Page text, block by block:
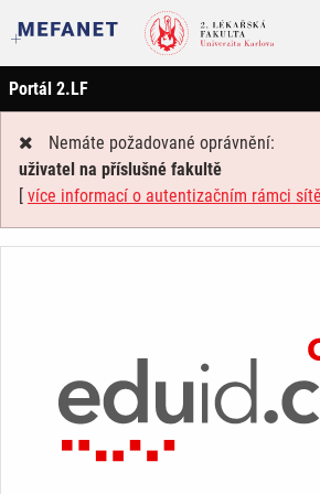
Portál 2.LF
Nemáte požadované oprávnění:
uživatel na příslušné fakultě
[ více informací o autentizačním rámci sítě